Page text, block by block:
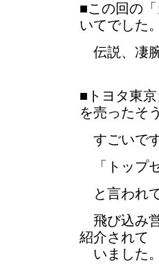
■この回の
いてでした。
伝説、凄
■トヨタ東
を売ったそ
すごいです
「トップ
と言われ
飛び込み
紹介されて
いました。